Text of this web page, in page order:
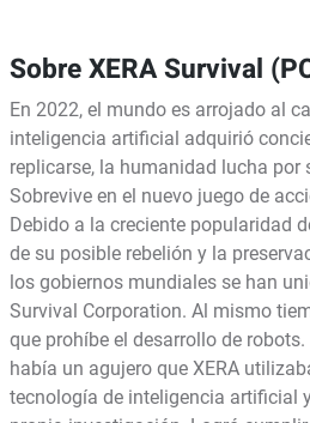
Sobre XERA Survival
En 2022, el mundo es arrojado al
inteligencia artificial adquirió
replicarse, la humanidad lucha por
Sobrevive en el nuevo juego de
Debido a la creciente popularidad
de su posible rebelión y la
los gobiernos mundiales se han
Survival Corporation. Al mismo
que prohíbe el desarrollo de
había un agujero que XERA
tecnología de inteligencia artificial